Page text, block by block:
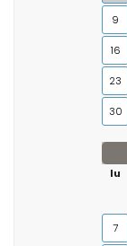
9
16
23
30
lu
7